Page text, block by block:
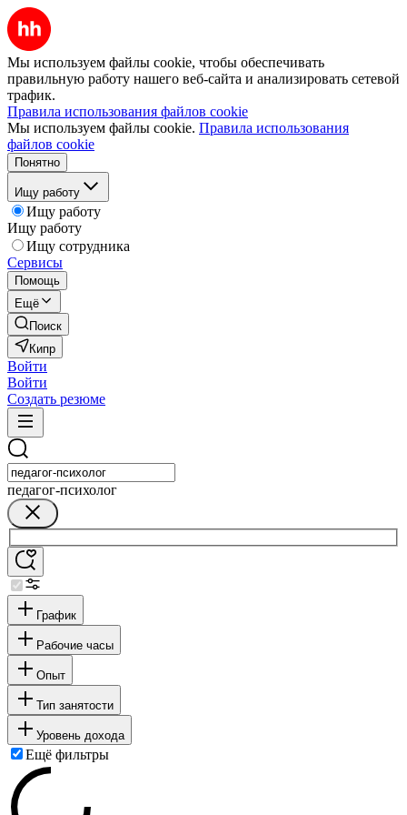
Мы используем файлы cookie, чтобы обеспечивать
правильную работу нашего веб-сайта и анализировать сетевой
трафик.
Правила использования файлов cookie
Мы используем файлы cookie. Правила использования
файлов cookie
Понятно
Ищу работу
Ищу работу
Ищу работу
Ищу сотрудника
Сервисы
Помощь
Ещё
Поиск
Кипр
Войти
Войти
Создать резюме
педагог-психолог
График
Рабочие часы
Опыт
Тип занятости
Уровень дохода
Ещё фильтры